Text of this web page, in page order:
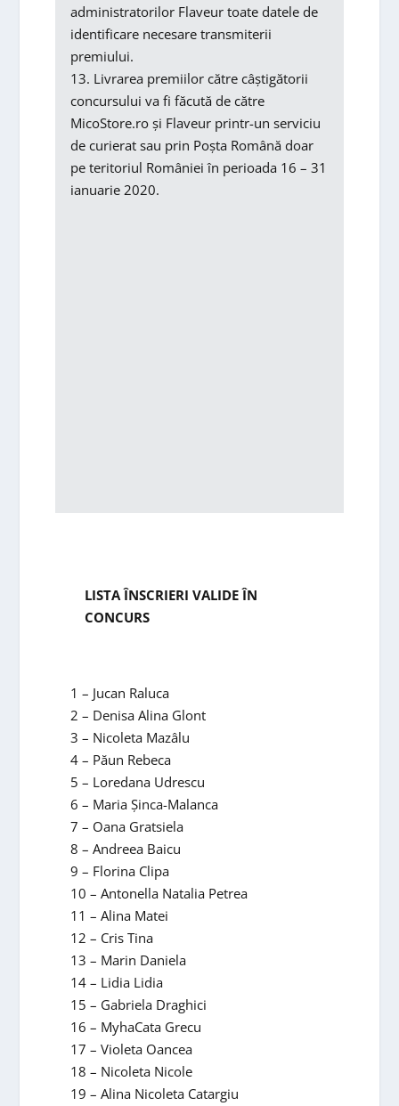
administratorilor Flaveur toate datele de
identificare necesare transmiterii
premiului.
13. Livrarea premiilor către câștigătorii
concursului va fi făcută de către
MicoStore.ro și Flaveur printr-un serviciu
de curierat sau prin Poșta Română doar
pe teritoriul României în perioada 16 – 31
ianuarie 2020.
LISTA ÎNSCRIERI VALIDE ÎN
CONCURS
1 – Jucan Raluca
2 – Denisa Alina Glont
3 – Nicoleta Mazâlu
4 – Păun Rebeca
5 – Loredana Udrescu
6 – Maria Șinca-Malanca
7 – Oana Gratsiela
8 – Andreea Baicu
9 – Florina Clipa
10 – Antonella Natalia Petrea
11 – Alina Matei
12 – Cris Tina
13 – Marin Daniela
14 – Lidia Lidia
15 – Gabriela Draghici
16 – MyhaCata Grecu
17 – Violeta Oancea
18 – Nicoleta Nicole
19 – Alina Nicoleta Catargiu